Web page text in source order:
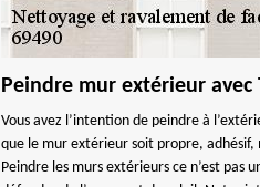
Peindre mur extérieur avec
Vous avez l’intention de peindre à
que le mur extérieur soit propre,
Peindre les murs extérieurs ce n’est pas